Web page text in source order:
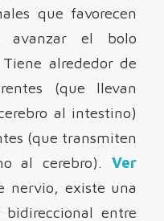
que favorecen
avanzar el bolo
alrededor de
(que llevan
al intestino)
(que transmiten
al cerebro).Ver
nervio, existe una
bidireccional entre